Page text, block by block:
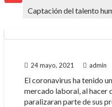
Captación del talento
24 mayo, 2021 admin
El coronavirus ha tenido
mercado laboral, al hacer
paralizaran parte de sus